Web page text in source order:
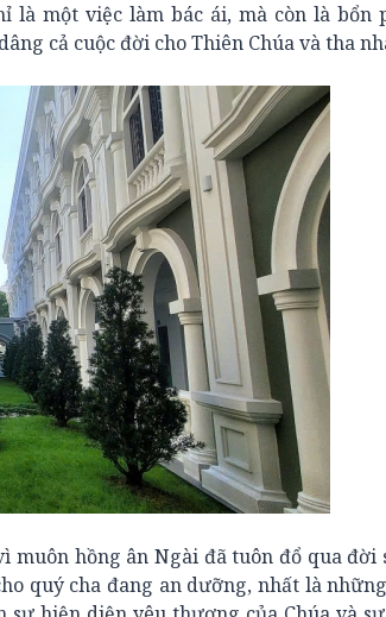
là một việc làm bác ái, mà còn là bổn
cả cuộc đời cho Thiên Chúa và tha
hồng ân Ngài đã tuôn đổ qua đời
quý cha đang an dưỡng, nhất là